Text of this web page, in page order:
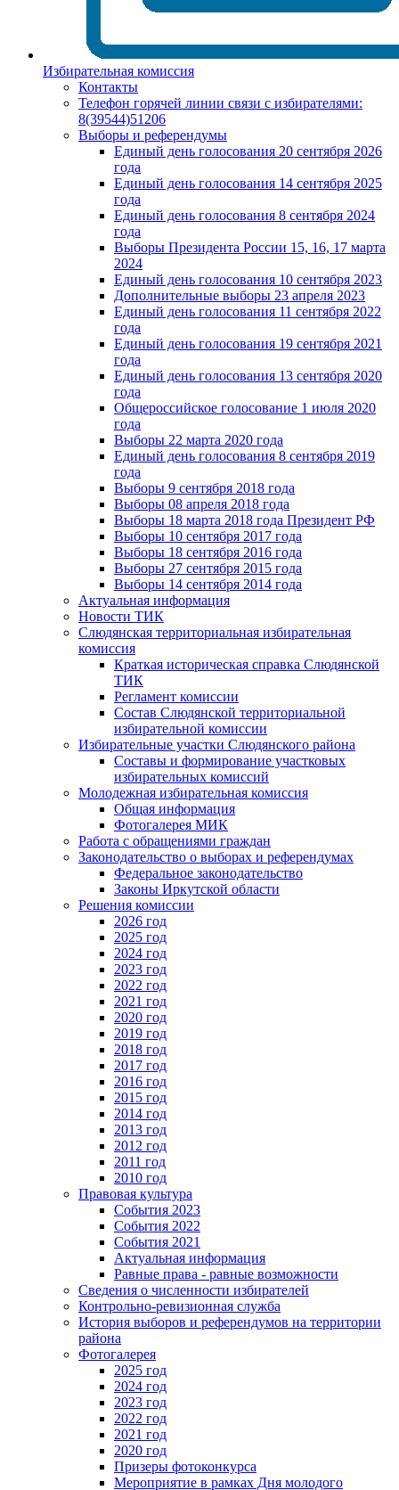
Избирательная комиссия
Контакты
Телефон горячей линии связи с избирателями:
8(39544)51206
Выборы и референдумы
Единый день голосования 20 сентября 2026
года
Единый день голосования 14 сентября 2025
года
Единый день голосования 8 сентября 2024
года
Выборы Президента России 15, 16, 17 марта
2024
Единый день голосования 10 сентября 2023
Дополнительные выборы 23 апреля 2023
Единый день голосования 11 сентября 2022
года
Единый день голосования 19 сентября 2021
года
Единый день голосования 13 сентября 2020
года
Общероссийское голосование 1 июля 2020
года
Выборы 22 марта 2020 года
Единый день голосования 8 сентября 2019
года
Выборы 9 сентября 2018 года
Выборы 08 апреля 2018 года
Выборы 18 марта 2018 года Президент РФ
Выборы 10 сентября 2017 года
Выборы 18 сентября 2016 года
Выборы 27 сентября 2015 года
Выборы 14 сентября 2014 года
Актуальная информация
Новости ТИК
Слюдянская территориальная избирательная
комиссия
Краткая историческая справка Слюдянской
ТИК
Регламент комиссии
Состав Слюдянской территориальной
избирательной комиссии
Избирательные участки Слюдянского района
Составы и формирование участковых
избирательных комиссий
Молодежная избирательная комиссия
Общая информация
Фотогалерея МИК
Работа с обращениями граждан
Законодательство о выборах и референдумах
Федеральное законодательство
Законы Иркутской области
Решения комиссии
2026 год
2025 год
2024 год
2023 год
2022 год
2021 год
2020 год
2019 год
2018 год
2017 год
2016 год
2015 год
2014 год
2013 год
2012 год
2011 год
2010 год
Правовая культура
События 2023
События 2022
События 2021
Актуальная информация
Равные права - равные возможности
Сведения о численности избирателей
Контрольно-ревизионная служба
История выборов и референдумов на территории
района
Фотогалерея
2025 год
2024 год
2023 год
2022 год
2021 год
2020 год
Призеры фотоконкурса
Мероприятие в рамках Дня молодого